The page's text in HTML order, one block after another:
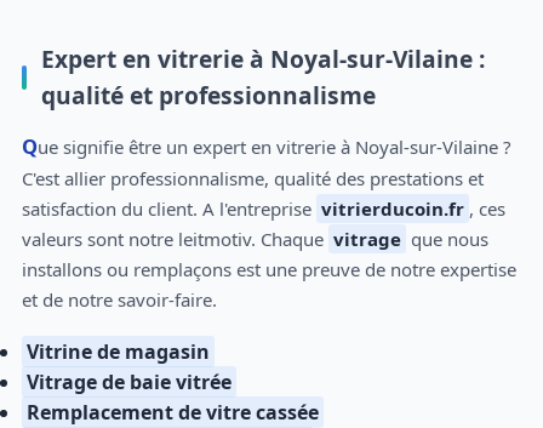
Expert en vitrerie à Noyal-sur-Vilaine :
qualité et professionnalisme
Que signifie être un expert en vitrerie à Noyal-sur-Vilaine ?
C'est allier professionnalisme, qualité des prestations et
satisfaction du client. A l'entreprise vitrierducoin.fr , ces
valeurs sont notre leitmotiv. Chaque vitrage que nous
installons ou remplaçons est une preuve de notre expertise
et de notre savoir-faire.
Vitrine de magasin
Vitrage de baie vitrée
Remplacement de vitre cassée